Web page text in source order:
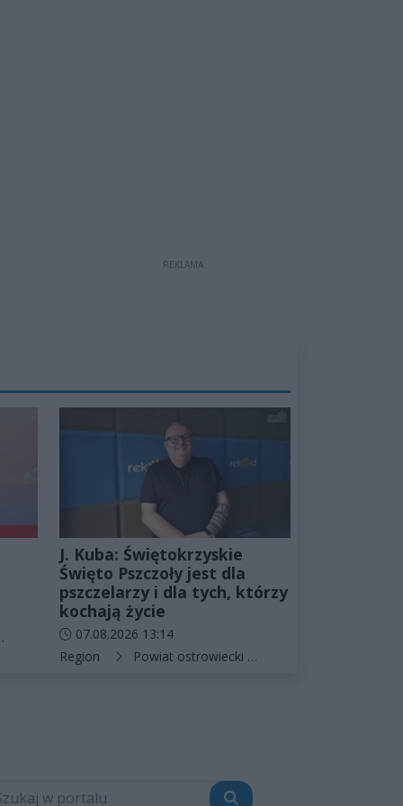
REKLAMA
Ostrowiec Świętokrzyski
J. Kuba: Świętokrzyskie
Święto Pszczoły jest dla
pszczelarzy i dla tych, którzy
kochają życie
Data dodania artykułu:
07.08.2026 13:14
Kategorie artykułu:
Region Powiat ostrowiecki